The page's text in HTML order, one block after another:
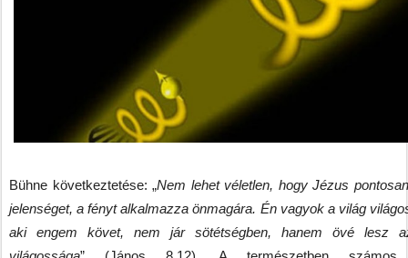
Bühne következtetése: „Nem lehet véletlen, hogy Jézus
jelenséget, a fényt alkalmazza önmagára. Én vagyok a világ
aki engem követ, nem jár sötétségben, hanem övé lesz